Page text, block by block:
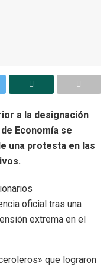
a la designación
Economía se
una protesta en las
oficial tras una
extrema en el
que lograron